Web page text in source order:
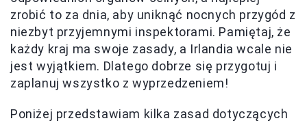
zrobić to za dnia, aby uniknąć nocnych przygód z
niezbyt przyjemnymi inspektorami. Pamiętaj, że
każdy kraj ma swoje zasady, a Irlandia wcale nie
jest wyjątkiem. Dlatego dobrze się przygotuj i
zaplanuj wszystko z wyprzedzeniem!
Poniżej przedstawiam kilka zasad dotyczących